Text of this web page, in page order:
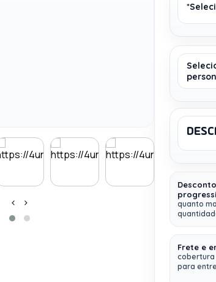
‹ ›
Garrafa
parede
papel
cor e o
quanto
Frete e
cobertura
para